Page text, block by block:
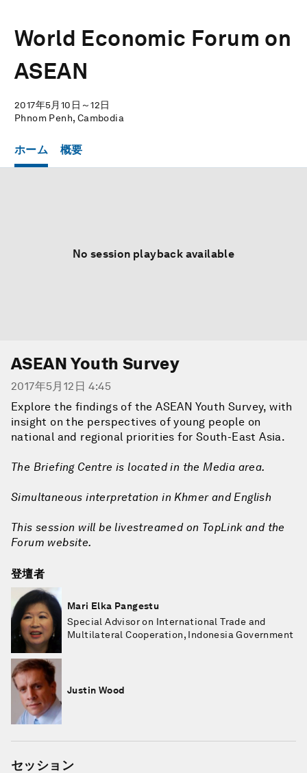
World Economic Forum on
ASEAN
2017年5月10日～12日
Phnom Penh, Cambodia
ホーム 概要
No session playback available
ASEAN Youth Survey
2017年5月12日 4:45
Explore the findings of the ASEAN Youth Survey, with
insight on the perspectives of young people on
national and regional priorities for South-East Asia.
The Briefing Centre is located in the Media area.
Simultaneous interpretation in Khmer and English
This session will be livestreamed on TopLink and the
Forum website.
登壇者
Mari Elka Pangestu
Special Advisor on International Trade and
Multilateral Cooperation, Indonesia Government
Justin Wood
セッション